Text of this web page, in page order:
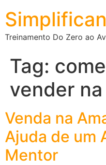
Treinamento Do Zero ao
Tag:
vender
Venda na
Ajuda de um
Mentor